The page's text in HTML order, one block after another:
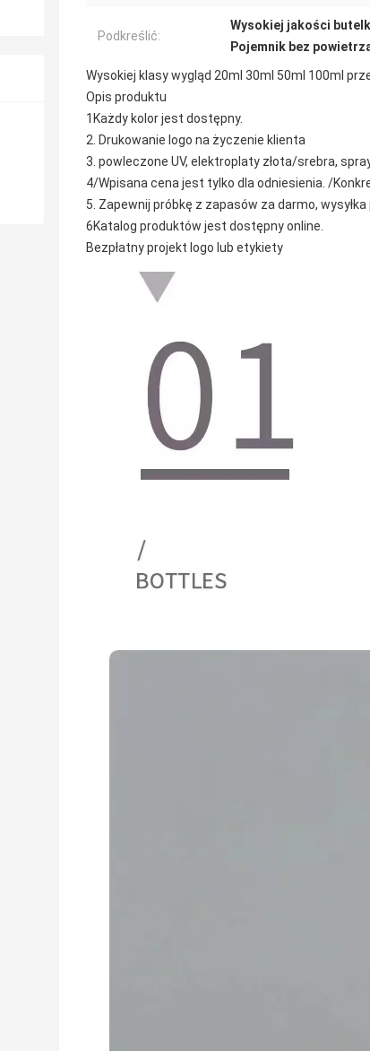
Podkreślić:
Wysokiej jakości
Pojemnik bez
Wysokiej klasy wygląd 20ml 30ml 50ml 100ml
Opis produktu
1Każdy kolor jest dostępny.
2. Drukowanie logo na życzenie klienta
3. powleczone UV, elektroplaty złota/srebra,
4/Wpisana cena jest tylko dla odniesienia. /
5. Zapewnij próbkę z zapasów za darmo,
6Katalog produktów jest dostępny online.
Bezpłatny projekt logo lub etykiety